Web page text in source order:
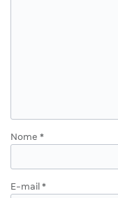
Nome *
E-mail *